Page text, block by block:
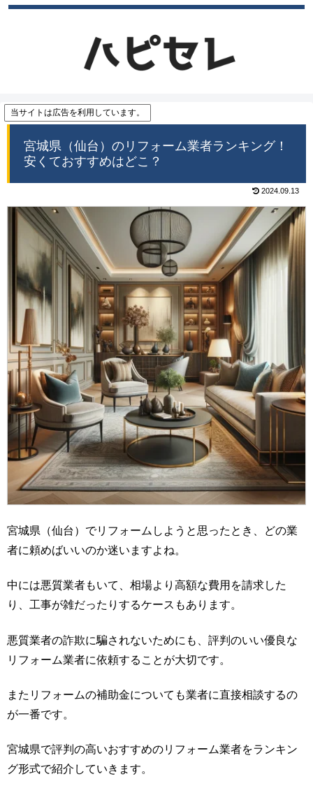
当サイトは広告を利用しています。
宮城県（仙台）のリフォーム業者ランキング！
安くておすすめはどこ？
2024.09.13
宮城県（仙台）でリフォームしようと思ったとき、どの業
者に頼めばいいのか迷いますよね。
中には悪質業者もいて、相場より高額な費用を請求した
り、工事が雑だったりするケースもあります。
悪質業者の詐欺に騙されないためにも、評判のいい優良な
リフォーム業者に依頼することが大切です。
またリフォームの補助金についても業者に直接相談するの
が一番です。
宮城県で評判の高いおすすめのリフォーム業者をランキン
グ形式で紹介していきます。